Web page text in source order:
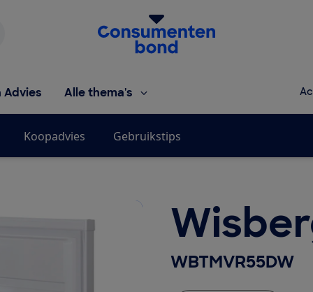
Homepage van de Consumentenbond
Advies Alle thema's
Koopadvies Gebruikstips
WBTMVR55DW